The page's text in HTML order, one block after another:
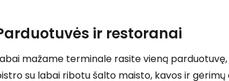
ir restoranai
mažame terminale rasite vieną
su labai ribotu šalto maisto, kavos ir